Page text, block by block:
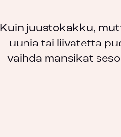
Kuin juustokakku,
uunia tai liivatetta
vaihda mansikat